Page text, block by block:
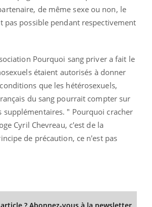
de même sexe ou non, le
pas possible pendant respectivement
Pourquoi sang priver a fait le
étaient autorisés à donner
que les hétérosexuels,
du sang pourrait compter sur
supplémentaires. " Pourquoi cracher
Cyril Chevreau, c'est de la
de précaution, ce n'est pas